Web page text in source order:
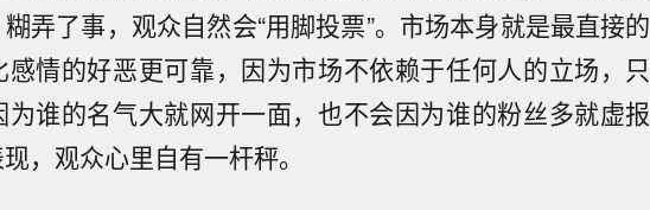
弄了事，观众自然会“用脚投票”。市场本身就是最直接的
情的好恶更可靠，因为市场不依赖于任何人的立场，只
谁的名气大就网开一面，也不会因为谁的粉丝多就虚报
，观众心里自有一杆秤。